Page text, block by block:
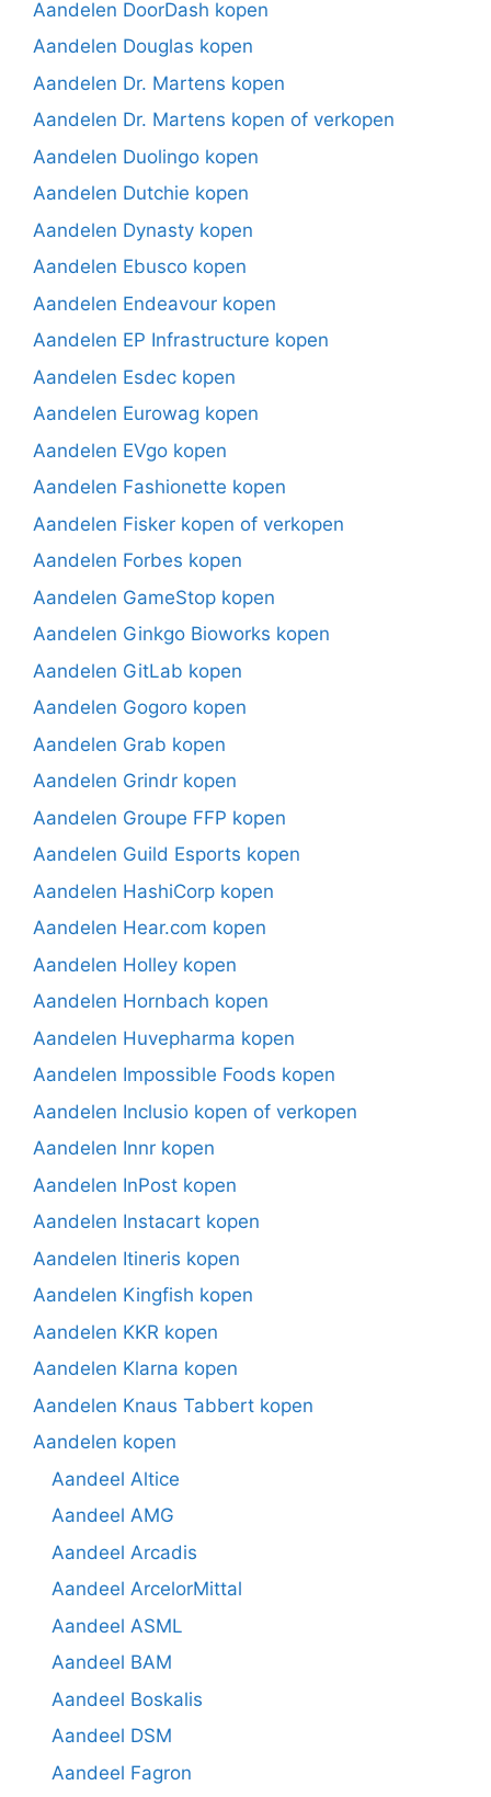
Aandelen DoorDash kopen
Aandelen Douglas kopen
Aandelen Dr. Martens kopen
Aandelen Dr. Martens kopen of verkopen
Aandelen Duolingo kopen
Aandelen Dutchie kopen
Aandelen Dynasty kopen
Aandelen Ebusco kopen
Aandelen Endeavour kopen
Aandelen EP Infrastructure kopen
Aandelen Esdec kopen
Aandelen Eurowag kopen
Aandelen EVgo kopen
Aandelen Fashionette kopen
Aandelen Fisker kopen of verkopen
Aandelen Forbes kopen
Aandelen GameStop kopen
Aandelen Ginkgo Bioworks kopen
Aandelen GitLab kopen
Aandelen Gogoro kopen
Aandelen Grab kopen
Aandelen Grindr kopen
Aandelen Groupe FFP kopen
Aandelen Guild Esports kopen
Aandelen HashiCorp kopen
Aandelen Hear.com kopen
Aandelen Holley kopen
Aandelen Hornbach kopen
Aandelen Huvepharma kopen
Aandelen Impossible Foods kopen
Aandelen Inclusio kopen of verkopen
Aandelen Innr kopen
Aandelen InPost kopen
Aandelen Instacart kopen
Aandelen Itineris kopen
Aandelen Kingfish kopen
Aandelen KKR kopen
Aandelen Klarna kopen
Aandelen Knaus Tabbert kopen
Aandelen kopen
Aandeel Altice
Aandeel AMG
Aandeel Arcadis
Aandeel ArcelorMittal
Aandeel ASML
Aandeel BAM
Aandeel Boskalis
Aandeel DSM
Aandeel Fagron